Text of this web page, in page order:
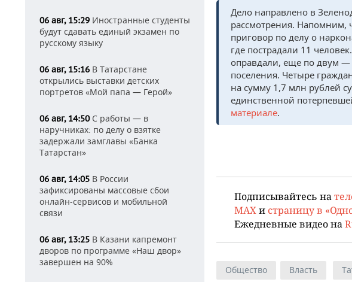
06 авг, 15:29 Иностранные студенты
будут сдавать единый экзамен по
русскому языку
06 авг, 15:16 В Татарстане
открылись выставки детских
портретов «Мой папа — Герой»
06 авг, 14:50С работы — в
наручниках: по делу о взятке
задержали замглавы «Банка
Татарстан»
06 авг, 14:05 В России
зафиксированы массовые сбои
онлайн-сервисов и мобильной
связи
06 авг, 13:25 В Казани капремонт
дворов по программе «Наш двор»
завершен на 90%
Дело направлено в
рассмотрения. Напомним,
приговор по делу о
где пострадали 11
оправдали, еще по двум
поселения. Четыре
на сумму 1,7 млн рублей
единственной
материале.
Подписывайтесь на
MAXи страницу в
Ежедневные видео на
Общество Власть